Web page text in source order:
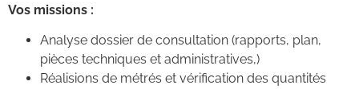
Vos missions :
Analyse dossier de consultation (rapports, plan,
pièces techniques et administratives,)
Réalisions de métrés et vérification des quantités